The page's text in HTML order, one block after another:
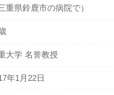
重県鈴鹿市の病院で）
大学 名誉教授
年1月22日